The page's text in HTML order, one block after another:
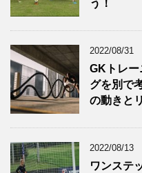
う！
2022/08/31
GKトレー
グを別で
の動きと
2022/08/13
ワンステ